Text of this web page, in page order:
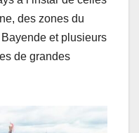
des zones du
et plusieurs
de grandes